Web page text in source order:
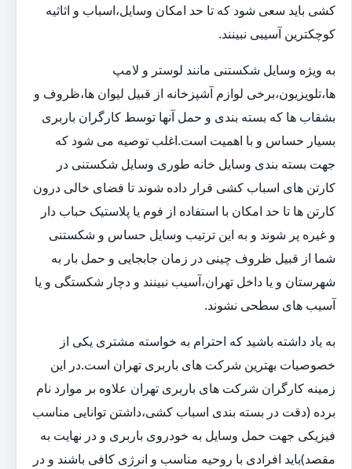
کشی باید سعی شود که تا حد امکان وسایل،اسباب و اثاثیه
کوچکترین آسیبی نبینند.
به ویژه وسایل شکستنی مانند لوستر و لامپ
ها،تلویزیون،برخی لوازم آشپزخانه از قبیل لیوان ها،ظروف و
بشقاب ها که بسته بندی و حمل آنها توسط کارگران باربری
بسیار حساس و با اهمیت است.اغلب توصیه می شود که
جهت بسته بندی وسایل خانه طوری وسایل شکستنی در
کارتن های اسباب کشی قرار داده شوند تا فضای خالی درون
کارتن ها تا حد امکان با استفاده از فوم یا پلاستیک حباب دار
و غیره پر شوند و به این ترتیب وسایل حساس و شکستنی
شما از قبیل ظروف چینی در زمان جابجایی و حمل بار به
شهرستان و یا داخل تهران،آسیب نبینند و دچار شکستگی و یا
آسیب های سطحی نشوند.
به یاد داشته باشید که احترام به خواسته مشتری یکی از
خصوصیات بهترین شرکت های باربری تهران است.در این
زمینه کارگران شرکت های باربری تهران علاوه بر موارد نام
برده (دقت در بسته بندی اسباب کشی،داشتن توانایی مناسب
فیزیکی جهت حمل وسایل به خودروی باربری و در نهایت به
مقصد)باید افرادی با روحیه مناسب و انرژی کافی باشند و در